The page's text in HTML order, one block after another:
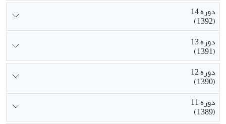
دوره 14
(1392)
دوره 13
(1391)
دوره 12
(1390)
دوره 11
(1389)